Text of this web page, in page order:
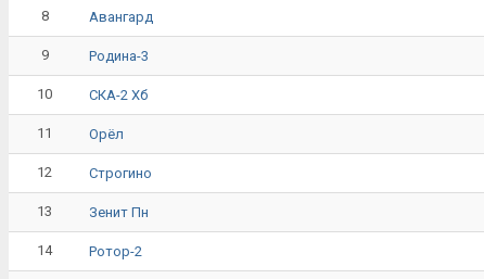
8 Авангард
9 Родина-3
10 СКА-2 Хб
11 Орёл
12 Строгино
13 Зенит Пн
14 Ротор-2